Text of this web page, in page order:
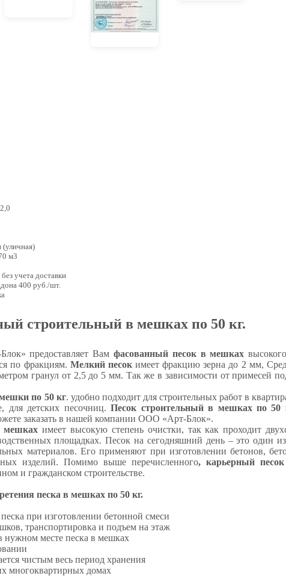
(уличная)
м3
учета доставки
400 руб./шт.
строительный в мешках по 50 кг.
предоставляет Вам фасованный песок в мешках
по фракциям. Мелкий песокимеет фракцию зерна до 2 мм,
гранул от 2,5 до 5 мм. Так же в зависимости от примесей
по 50 кг. удобно подходит для строительных работ в
для детских песочниц.Песок строительный в мешках по 50
заказать в нашей компании ООО «Арт-Блок».
мешках имеет высокую степень очистки, так как проходит
площадках. Песок на сегодняшний день – это один
материалов. Его применяют при изготовлении бетонов,
изделий. Помимо выше перечисленного, карьерный
и гражданском строительстве.
песка в мешках по 50 кг.
песка при изготовлении бетонной смеси
транспортировка и подъем на этаж
нужном месте песка в мешках
чистым весь период хранения
многоквартирных домах